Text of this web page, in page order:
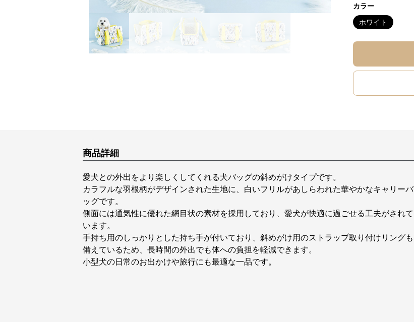
カラー
ホワイト
商品詳細
愛犬との外出をより楽しくしてくれる犬バッグの斜めがけタイプです。
カラフルな羽根柄がデザインされた生地に、白いフリルがあしらわれた華やかなキャリーバ
ッグです。
側面には通気性に優れた網目状の素材を採用しており、愛犬が快適に過ごせる工夫がされて
います。
手持ち用のしっかりとした持ち手が付いており、斜めがけ用のストラップ取り付けリングも
備えているため、長時間の外出でも体への負担を軽減できます。
小型犬の日常のお出かけや旅行にも最適な一品です。